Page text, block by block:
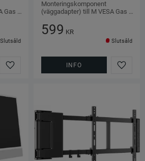
Gas
Lägg till i favoriter
Slutsåld
Monteringskomponent
(väggadapter) till M VESA Gas
599 KR
Lägg
Slutsåld
INFO